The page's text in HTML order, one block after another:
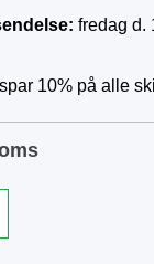
fredag d.
10% på alle